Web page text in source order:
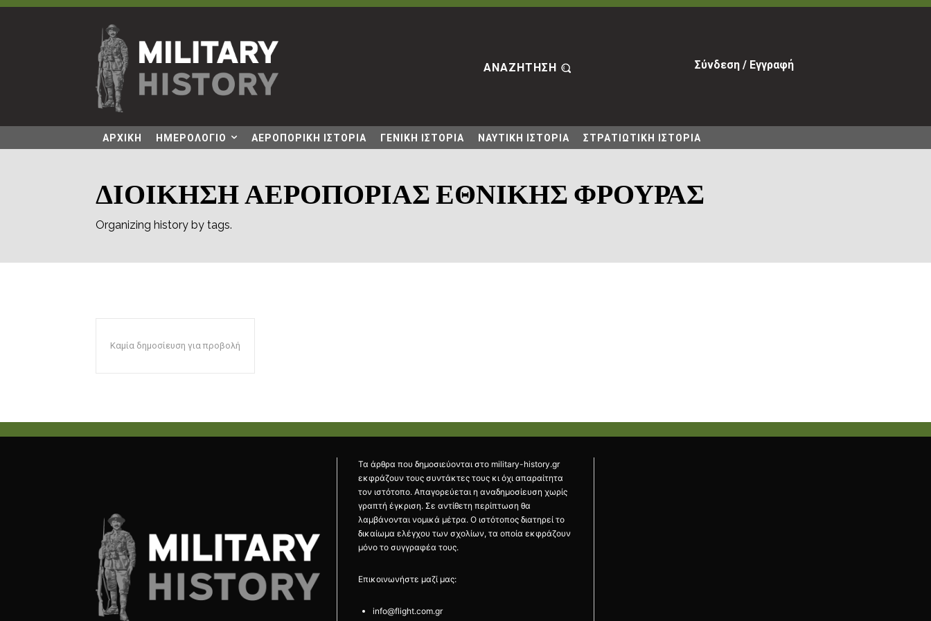
ΑΝΑΖΗΤΗΣΗ Σύνδεση / Εγγραφή
ΑΡΧΙΚΗ ΗΜΕΡΟΛΟΓΙΟ ΑΕΡΟΠΟΡΙΚΗ ΙΣΤΟΡΙΑ ΓΕΝΙΚΗ ΙΣΤΟΡΙΑ ΝΑΥΤΙΚΗ ΙΣΤΟΡΙΑ ΣΤΡΑΤΙΩΤΙΚΗ ΙΣΤΟΡΙΑ
ΔΙΟΙΚΗΣΗ ΑΕΡΟΠΟΡΙΑΣ ΕΘΝΙΚΗΣ ΦΡΟΥΡΑΣ
Organizing history by tags.
Καμία δημοσίευση για προβολή
Τα άρθρα που δημοσιεύονται στο military-history.gr
εκφράζουν τους συντάκτες τους κι όχι απαραίτητα
τον ιστότοπο. Απαγορεύεται η αναδημοσίευση χωρίς
γραπτή έγκριση. Σε αντίθετη περίπτωση θα
λαμβάνονται νομικά μέτρα. Ο ιστότοπος διατηρεί το
δικαίωμα ελέγχου των σχολίων, τα οποία εκφράζουν
μόνο το συγγραφέα τους.
Επικοινωνήστε μαζί μας:
info@flight.com.gr